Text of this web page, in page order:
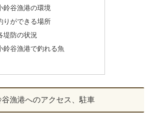
鈴谷漁港の環境
りができる場所
堤防の状況
鈴谷漁港で釣れる魚
谷漁港へのアクセス、駐車